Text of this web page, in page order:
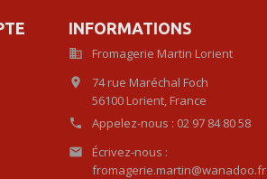
INFORMATIONS
 Fromagerie Martin Lorient

74 rue Maréchal Foch
56100 Lorient, France
 Appelez-nous : 02 97 84 80 58

Écrivez-nous :
fromagerie.martin@wanadoo.fr